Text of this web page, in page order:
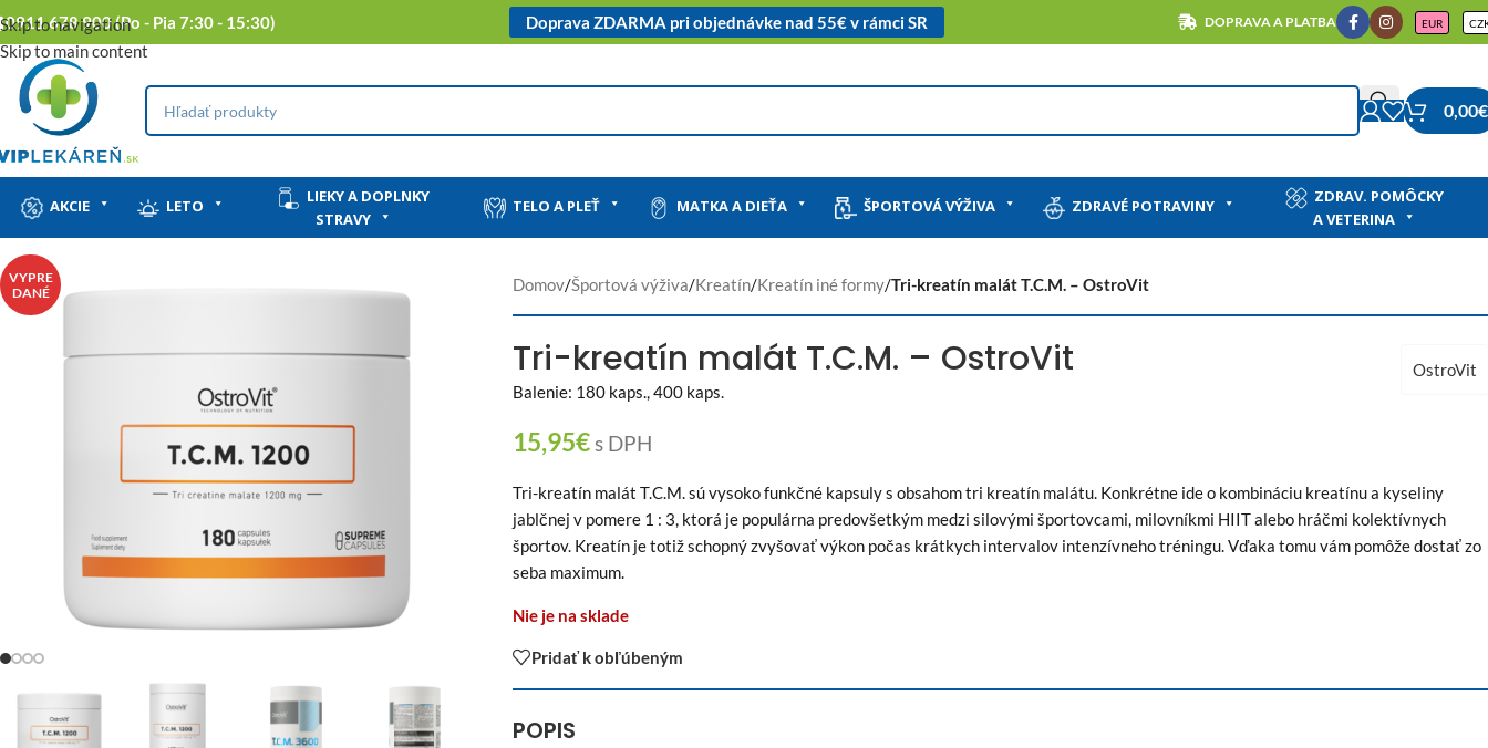
Skip to navigation
Skip to main content
0911 678 900 (Po - Pia 7:30 - 15:30) Doprava ZDARMA pri objednávke nad 55€ v rámci SR DOPRAVA A PLATBA EUR
0,00€
AKCIE LETO
LIEKY A DOPLNKY
STRAVY
TELO A PLEŤ MATKA A DIEŤA ŠPORTOVÁ VÝŽIVA ZDRAVÉ POTRAVINY
ZDRAV. POMÔCKY
A VETERINA
VYPRE
DANÉ
Domov/Športová výživa/Kreatín/Kreatín iné formy/Tri-kreatín malát T.C.M. – OstroVit
Tri-kreatín malát T.C.M. – OstroVit
OstroVit
Balenie: 180 kaps., 400 kaps.
15,95€s DPH
Tri-kreatín malát T.C.M. sú vysoko funkčné kapsuly s obsahom tri kreatín malátu. Konkrétne ide o kombináciu kreatínu a kyseliny
jablčnej v pomere 1 : 3, ktorá je populárna predovšetkým medzi silovými športovcami, milovníkmi HIIT alebo hráčmi kolektívnych
športov. Kreatín je totiž schopný zvyšovať výkon počas krátkych intervalov intenzívneho tréningu. Vďaka tomu vám pomôže dostať zo
seba maximum.
Nie je na sklade
Pridať k obľúbeným
POPIS